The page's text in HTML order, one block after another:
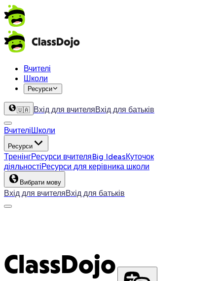
Вчителі
Школи
Ресурси
🇺🇦 Вхід для вчителяВхід для батьків
ВчителіШколи
Ресурси
ТренінгРесурси вчителяBig IdeasКуточок
діяльностіРесурси для керівника школи
Вибрати мову
Вхід для вчителяВхід для батьків
ClassDojo